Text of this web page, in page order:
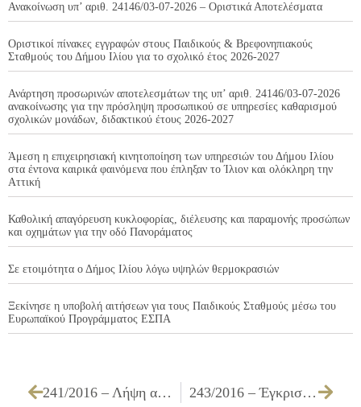
Ανακοίνωση υπ’ αριθ. 24146/03-07-2026 – Οριστικά Αποτελέσματα
Οριστικοί πίνακες εγγραφών στους Παιδικούς & Βρεφονηπιακούς
Σταθμούς του Δήμου Ιλίου για το σχολικό έτος 2026-2027
Ανάρτηση προσωρινών αποτελεσμάτων της υπ’ αριθ. 24146/03-07-2026
ανακοίνωσης για την πρόσληψη προσωπικού σε υπηρεσίες καθαρισμού
σχολικών μονάδων, διδακτικού έτους 2026-2027
Άμεση η επιχειρησιακή κινητοποίηση των υπηρεσιών του Δήμου Ιλίου
στα έντονα καιρικά φαινόμενα που έπληξαν το Ίλιον και ολόκληρη την
Αττική
Καθολική απαγόρευση κυκλοφορίας, διέλευσης και παραμονής προσώπων
και οχημάτων για την οδό Πανοράματος
Σε ετοιμότητα ο Δήμος Ιλίου λόγω υψηλών θερμοκρασιών
Ξεκίνησε η υποβολή αιτήσεων για τους Παιδικούς Σταθμούς μέσω του
Ευρωπαϊκού Προγράμματος ΕΣΠΑ
241/2016 – Λήψη απόφασης για προϋπολογισμού του Δήμου, οικονομικού έτους 2016 243/2016 – Έγκριση διενέργειας, τεχνικών προδιαγραφών, διάθεσης ποσού 2.356,00 € συμπεριλαμβανομένου ΦΠΑ 24% και καθορισμός τρόπου εκτέλεσης για την υπηρεσία «Μουσική συναυλία στην πλατεία Αγ. Φανουρίου του Δήμου Ιλίου στις 26.08.2016»